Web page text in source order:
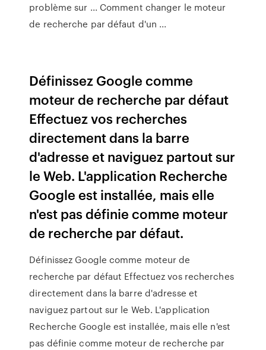
problème sur ... Comment changer le moteur
de recherche par défaut d'un ...
Définissez Google comme
moteur de recherche par défaut
Effectuez vos recherches
directement dans la barre
d'adresse et naviguez partout sur
le Web. L'application Recherche
Google est installée, mais elle
n'est pas définie comme moteur
de recherche par défaut.
Définissez Google comme moteur de
recherche par défaut Effectuez vos recherches
directement dans la barre d'adresse et
naviguez partout sur le Web. L'application
Recherche Google est installée, mais elle n'est
pas définie comme moteur de recherche par